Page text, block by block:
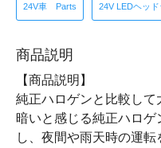
24V車 Parts 24V LEDヘッ
商品説明
【商品説明】
純正ハロゲンと比較して
暗いと感じる純正ハロ
し、夜間や雨天時の運転